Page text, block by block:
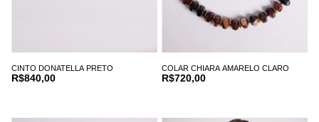
CINTO DONATELLA PRETO
R$840,00
COLAR CHIARA AMARELO CLARO
R$720,00